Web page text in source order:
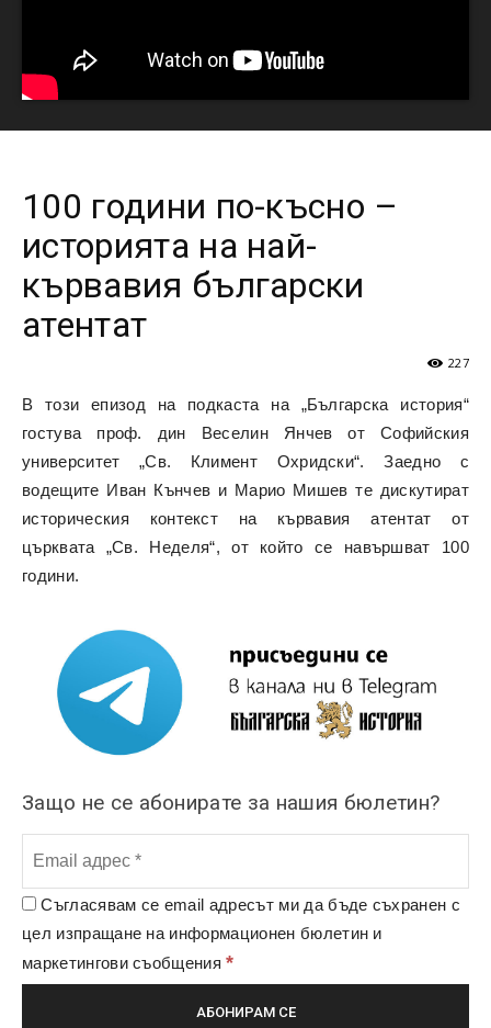
100 години по-късно –
историята на най-
кървавия български
атентат
227
В този епизод на подкаста на „Българска история“
гостува проф. дин Веселин Янчев от Софийския
университет „Св. Климент Охридски“. Заедно с
водещите Иван Кънчев и Марио Мишев те дискутират
историческия контекст на кървавия атентат от
църквата „Св. Неделя“, от който се навършват 100
години.
Защо не се абонирате за нашия бюлетин?
Съгласявам се email адресът ми да бъде съхранен с
цел изпращане на информационен бюлетин и
маркетингови съобщения*